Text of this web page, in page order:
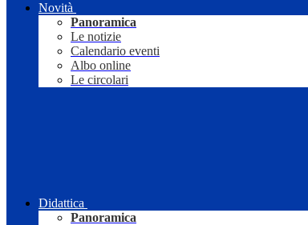
Novità
Panoramica
Le notizie
Calendario eventi
Albo online
Le circolari
Didattica
Panoramica